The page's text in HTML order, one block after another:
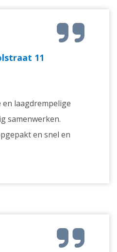
11
laagdrempelige
samenwerken.
en snel en